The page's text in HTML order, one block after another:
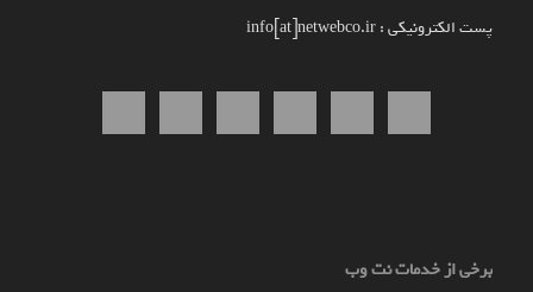
پست الکترونیکی : info[at]netwebco.ir
برخی از خدمات نت وب